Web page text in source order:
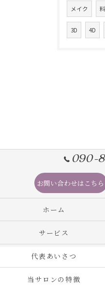
メイク
3D 4D
090-
お問い合わせはこちら
ホーム
サービス
代表あいさつ
当サロンの特徴